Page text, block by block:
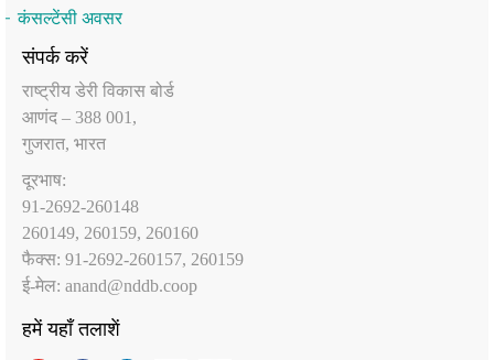
कंसल्टेंसी अवसर
संपर्क करें
राष्‍ट्रीय डेरी विकास बोर्ड
आणंद – 388 001,
गुजरात, भारत
दूरभाष:
91-2692-260148
260149, 260159, 260160
फैक्‍स: 91-2692-260157, 260159
ई-मेल: anand@nddb.coop
हमें यहाँ तलाशें